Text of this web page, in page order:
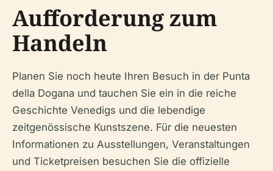
Aufforderung zum
Handeln
Planen Sie noch heute Ihren Besuch in der Punta
della Dogana und tauchen Sie ein in die reiche
Geschichte Venedigs und die lebendige
zeitgenössische Kunstszene. Für die neuesten
Informationen zu Ausstellungen, Veranstaltungen
und Ticketpreisen besuchen Sie die offizielle